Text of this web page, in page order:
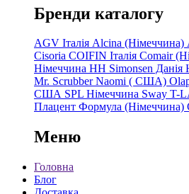
Бренди каталогу
AGV Італія Alcina (Німеччина)
Cisoria COIFIN Італія Comair
Німеччина HH Simonsen Данія
Mr. Scrubber Naomi ( США)
США SPL Німеччина Sway T-
Плацент Формула (Німеччина)
Меню
Головна
Блог